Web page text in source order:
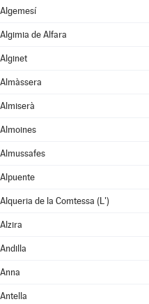
Algemesí
Algimia de Alfara
Alginet
Almàssera
Almiserà
Almoines
Almussafes
Alpuente
Alqueria de la Comtessa (L')
Alzira
Andilla
Anna
Antella